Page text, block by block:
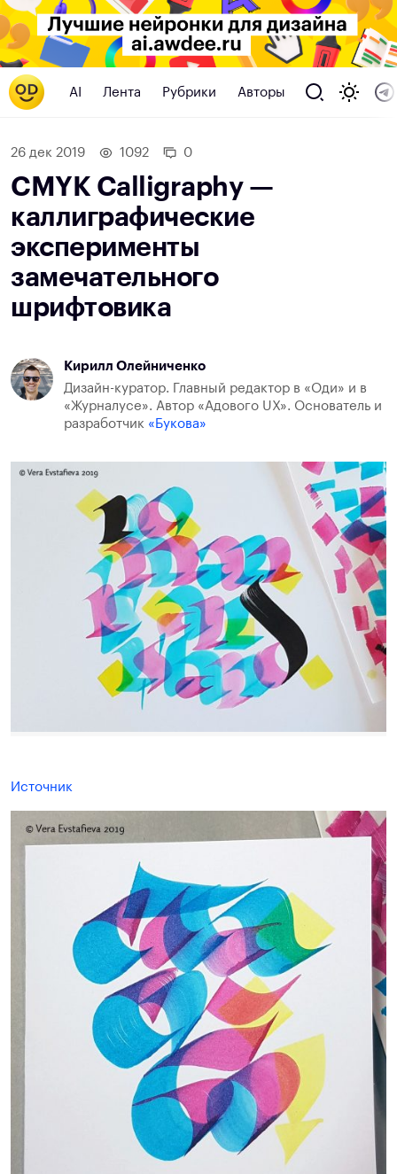
AI Лента Рубрики Авторы
26 дек 2019 1092 0
CMYK Calligraphy —
каллиграфические
эксперименты
замечательного
шрифтовика
Кирилл Олейниченко
Дизайн-куратор. Главный редактор в «Оди» и в
«Журналусе». Автор «Адового UX». Основатель и
разработчик «Букова»
Источник